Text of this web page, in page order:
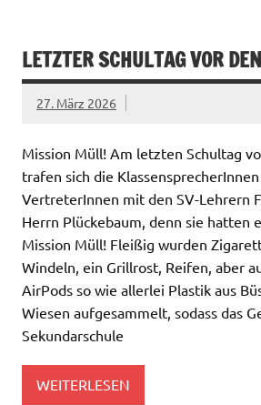
LETZTER SCHULTAG VOR
27. März 2026
Mission Müll! Am letzten Schultag
trafen sich die
VertreterInnen mit den SV-Lehrern
Herrn Plückebaum, denn sie hatten
Mission Müll! Fleißig wurden
Windeln, ein Grillrost, Reifen, aber
AirPods so wie allerlei Plastik aus
Wiesen aufgesammelt, sodass das
Sekundarschule
WEITERLESEN